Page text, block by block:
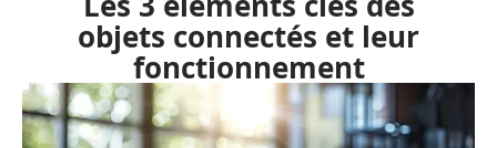
objets connectés et leur
fonctionnement